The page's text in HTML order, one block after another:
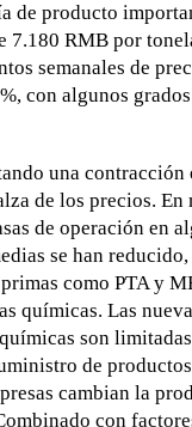
de producto
7.180 RMB por
semanales de
con algunos
una
de los precios. En
de operación en
se han
como PTA y
químicas. Las
son
de
cambian la
con